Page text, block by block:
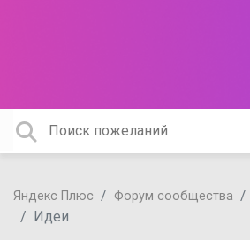
Яндекс Плюс Форум сообщества
Идеи